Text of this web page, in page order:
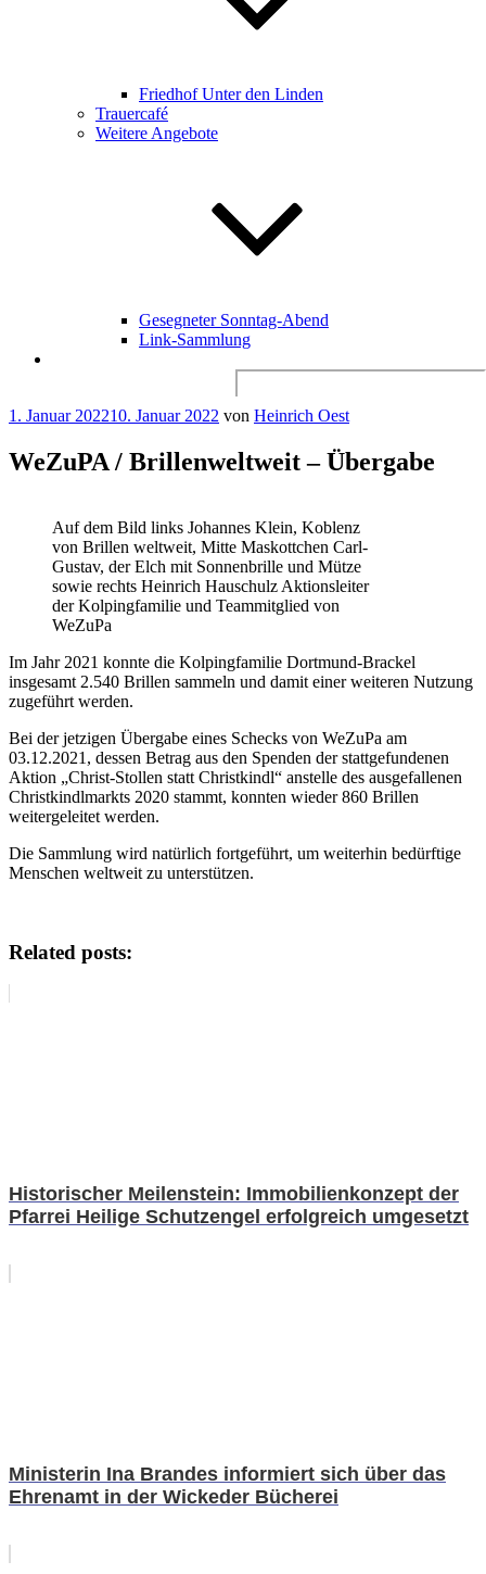
Friedhof Unter den Linden
Trauercafé
Weitere Angebote
Gesegneter Sonntag-Abend
Link-Sammlung
Search
for:
Veröffentlicht
1. Januar 202210. Januar 2022 von Heinrich Oest
WeZuPA / Brillenweltweit – Übergabe
Auf dem Bild links Johannes Klein, Koblenz
von Brillen weltweit, Mitte Maskottchen Carl-
Gustav, der Elch mit Sonnenbrille und Mütze
sowie rechts Heinrich Hauschulz Aktionsleiter
der Kolpingfamilie und Teammitglied von
WeZuPa
Im Jahr 2021 konnte die Kolpingfamilie Dortmund-Brackel
insgesamt 2.540 Brillen sammeln und damit einer weiteren Nutzung
zugeführt werden.
Bei der jetzigen Übergabe eines Schecks von WeZuPa am
03.12.2021, dessen Betrag aus den Spenden der stattgefundenen
Aktion „Christ-Stollen statt Christkindl“ anstelle des ausgefallenen
Christkindlmarkts 2020 stammt, konnten wieder 860 Brillen
weitergeleitet werden.
Die Sammlung wird natürlich fortgeführt, um weiterhin bedürftige
Menschen weltweit zu unterstützen.
Related posts:
Historischer Meilenstein: Immobilienkonzept der
Pfarrei Heilige Schutzengel erfolgreich umgesetzt
Ministerin Ina Brandes informiert sich über das
Ehrenamt in der Wickeder Bücherei